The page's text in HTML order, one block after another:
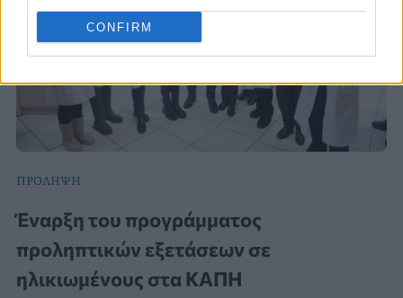
CONFIRM
ΠΡΟΛΗΨΗ
Έναρξη του προγράμματος
προληπτικών εξετάσεων σε
ηλικιωμένους στα ΚΑΠΗ